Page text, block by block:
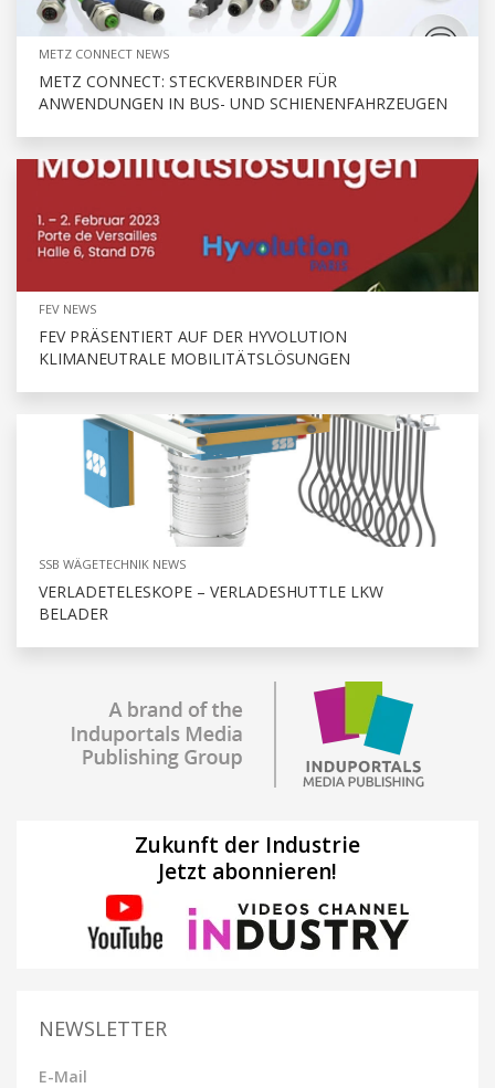
METZ CONNECT NEWS
METZ CONNECT: STECKVERBINDER FÜR
ANWENDUNGEN IN BUS- UND SCHIENENFAHRZEUGEN
FEV NEWS
FEV PRÄSENTIERT AUF DER HYVOLUTION
KLIMANEUTRALE MOBILITÄTSLÖSUNGEN
SSB WÄGETECHNIK NEWS
VERLADETELESKOPE – VERLADESHUTTLE LKW
BELADER
Zukunft der Industrie
Jetzt abonnieren!
NEWSLETTER
E-Mail